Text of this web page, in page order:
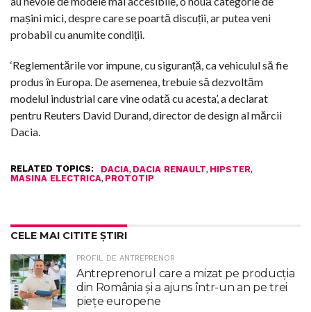
mașini mici, despre care se poartă discuții, ar putea veni
probabil cu anumite condiții.
‘Reglementările vor impune, cu siguranță, ca vehiculul să fie
produs în Europa. De asemenea, trebuie să dezvoltăm
modelul industrial care vine odată cu acesta’, a declarat
pentru Reuters David Durand, director de design al mărcii
Dacia.
RELATED TOPICS: DACIA, DACIA RENAULT, HIPSTER,
MASINA ELECTRICA, PROTOTIP
CELE MAI CITITE ȘTIRI
PROFIL DE ANTREPRENOR
Antreprenorul care a mizat pe producția
din România și a ajuns într-un an pe trei
piețe europene